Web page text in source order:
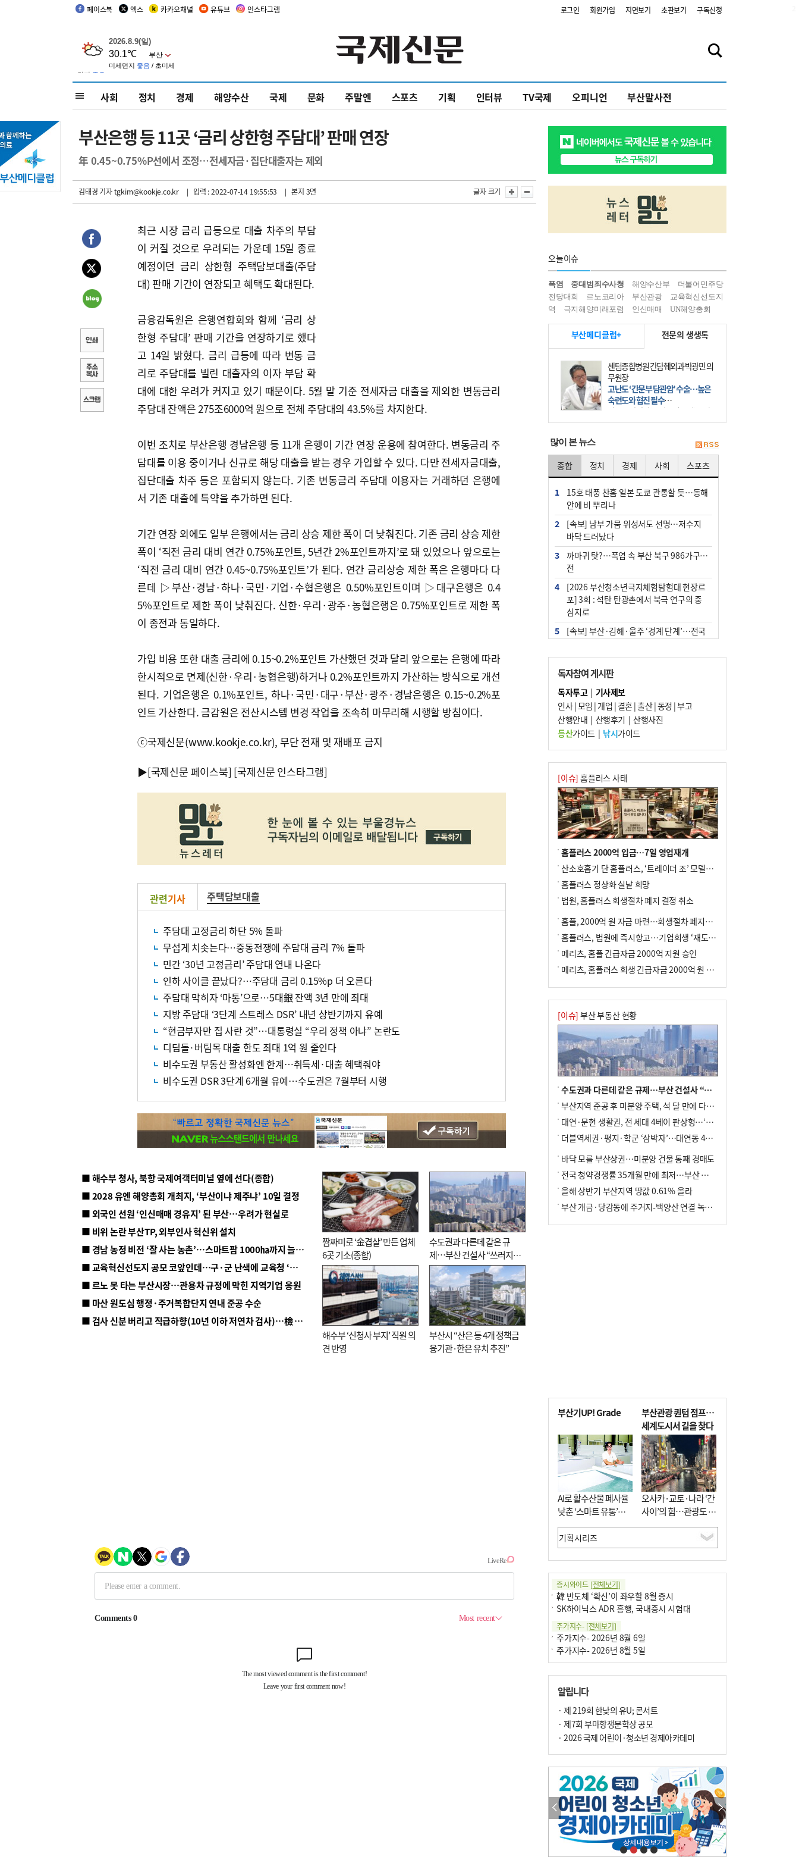
페이스북 엑스 카카오채널 유튜브 인스타그램 로그인 회원가입 지면보기 초판보기 구독신청
사회 정치 경제 해양수산 국제 문화 주말엔 스포츠 기획 인터뷰 TV국제 오피니언 부산말사전
부산은행 등 11곳 ‘금리 상한형 주담대’ 판매 연장
年 0.45~0.75%P선에서 조정…전세자금·집단대출자는 제외
김태경 기자tgkim@kookje.co.kr | 입력 : 2022-07-14 19:55:53 | 본지 3면 글자 크기
최근 시장 금리 급등으로 대출 차주의 부담
이 커질 것으로 우려되는 가운데 15일 종료
예정이던 금리 상한형 주택담보대출(주담
대) 판매 기간이 연장되고 혜택도 확대된다.
금융감독원은 은행연합회와 함께 ‘금리 상
한형 주담대’ 판매 기간을 연장하기로 했다
고 14일 밝혔다. 금리 급등에 따라 변동 금
리로 주담대를 빌린 대출자의 이자 부담 확
대에 대한 우려가 커지고 있기 때문이다. 5월 말 기준 전세자금 대출을 제외한 변동금리
주담대 잔액은 275조6000억 원으로 전체 주담대의 43.5%를 차지한다.
이번 조치로 부산은행 경남은행 등 11개 은행이 기간 연장 운용에 참여한다. 변동금리 주
담대를 이용 중이거나 신규로 해당 대출을 받는 경우 가입할 수 있다. 다만 전세자금대출,
집단대출 차주 등은 포함되지 않는다. 기존 변동금리 주담대 이용자는 거래하던 은행에
서 기존 대출에 특약을 추가하면 된다.
기간 연장 외에도 일부 은행에서는 금리 상승 제한 폭이 더 낮춰진다. 기존 금리 상승 제한
폭이 ‘직전 금리 대비 연간 0.75%포인트, 5년간 2%포인트까지’로 돼 있었으나 앞으로는
‘직전 금리 대비 연간 0.45~0.75%포인트’가 된다. 연간 금리상승 제한 폭은 은행마다 다
른데 ▷부산·경남·하나·국민·기업·수협은행은 0.50%포인트이며 ▷대구은행은 0.4
5%포인트로 제한 폭이 낮춰진다. 신한·우리·광주·농협은행은 0.75%포인트로 제한 폭
이 종전과 동일하다.
가입 비용 또한 대출 금리에 0.15~0.2%포인트 가산했던 것과 달리 앞으로는 은행에 따라
한시적으로 면제(신한·우리·농협은행)하거나 0.2%포인트까지 가산하는 방식으로 개선
된다. 기업은행은 0.1%포인트, 하나·국민·대구·부산·광주·경남은행은 0.15~0.2%포
인트 가산한다. 금감원은 전산시스템 변경 작업을 조속히 마무리해 시행할 방침이다.
ⓒ국제신문(www.kookje.co.kr), 무단 전재 및 재배포 금지
▶[국제신문 페이스북] [국제신문 인스타그램]
관련기사 주택담보대출
주담대 고정금리 하단 5% 돌파
무섭게 치솟는다…중동전쟁에 주담대 금리 7% 돌파
민간 ‘30년 고정금리’ 주담대 연내 나온다
인하 사이클 끝났다?…주담대 금리 0.15%p 더 오른다
주담대 막히자 ‘마통’으로…5대銀 잔액 3년 만에 최대
지방 주담대 ‘3단계 스트레스 DSR’ 내년 상반기까지 유예
“현금부자만 집 사란 것”…대통령실 “우리 정책 아냐” 논란도
디딤돌·버팀목 대출 한도 최대 1억 원 줄인다
비수도권 부동산 활성화엔 한계…취득세·대출 혜택줘야
비수도권 DSR 3단계 6개월 유예…수도권은 7월부터 시행
■ 해수부 청사, 북항 국제여객터미널 옆에 선다(종합)
■ 2028 유엔 해양총회 개최지, ‘부산이냐 제주냐’ 10일 결정
■ 외국인 선원 ‘인신매매 경유지’ 된 부산…우려가 현실로
■ 비위 논란 부산TP, 외부인사 혁신위 설치
■ 경남 농정 비전 ‘잘 사는 농촌’…스마트팜 1000㏊까지 늘린다
■ 교육혁신선도지 공모 코앞인데…구·군 난색에 교육청 ‘쩔쩔’
■ 르노 못 타는 부산시장…관용차 규정에 막힌 지역기업 응원
■ 마산 원도심 행정·주거복합단지 연내 준공 수순
■ 검사 신분 버리고 직급하향(10년 이하 저연차 검사)…檢 중수청행 기피
짬짜미로 ‘金겹살’ 만든 업체
6곳 기소(종합)
수도권과 다른데 같은 규
제…부산 건설사 “쓰러지기
직전”
해수부 ‘신청사 부지’ 직원 의
견 반영
부산시 “산은 등 4개 정책금
융기관·한은 유치 추진”
오늘이슈
폭염 중대범죄수사청 해양수산부
더불어민주당
전당대회
르노코리아 부산관광
교육혁신선도지
역
극지해양미래포럼 인신매매 UN해양총회
부산메디클럽+ 전문의 생생톡
센텀종합병원 간담췌외과 박광민 의
무원장
고난도 ‘간문부 담관암’ 수술…높은
숙련도와 협진 필수
간문부 담관암(클라츠킨 종양)은 좌
우 간에서 나오는, 담관(담즙 배출 경
部)’에 생기는 악성 종양이다. 간동맥
문맥 림프절 담
많이 본 뉴스
종합 정치 경제 사회 스포츠
1
15호 태풍 찬홈 일본 도쿄 관통할 듯…동해
안에 비 뿌리나
2
[속보] 남부 가뭄 위성서도 선명…저수지
바닥 드러났다
3
까마귀 탓?…폭염 속 부산 북구 986가구 정
전
4
[2026 부산청소년극지체험탐험대 현장르
포] 3회 : 석탄 탄광촌에서 북극 연구의 중
심지로
5
[속보] 부산·김해·울주 ‘경계 단계’…전국
중징계
7
부산·울산·경남 폭염 속 소나기·비…무더
위는 지속
8
이임생, 홍명보 선임 독단적 결정 아냐…면
담 메모 제출
10 홈플 사태에 2분기 대형마트 판매 9.4%
↓…백화점은 14.8%↑
독자참여 게시판
독자투고| 기사제보
인사|모임 | 개업 | 결혼|출산|동정 |부고
산행안내 | 산행후기 | 산행사진
등산가이드| 낚시가이드
[이슈] 홈플러스 사태
홈플러스 2000억 입금…7일 영업재개
산소호흡기 단 홈플러스, ‘트레이더 조’ 모델로 살아날까
홈플러스 정상화 실낱 희망
법원, 홈플러스 회생절차 폐지 결정 취소
홈플, 2000억 원 자금 마련…회생절차 폐지에 즉시항고(종합)
홈플러스, 법원에 즉시항고…기업회생 ‘재도전’
메리츠, 홈플 긴급자금 2000억 지원 승인
메리츠, 홈플러스 회생 긴급자금 2000억 원 지원 승인
[이슈] 부산 부동산 현황
수도권과 다른데 같은 규제…부산 건설사 “쓰러지기 직전”
부산지역 준공 후 미분양 주택, 석 달 만에 다시 3000가구 넘어서
대연·문현 생활권, 전 세대 4베이 판상형…‘더샵 트리센트’ 내달 분양
더블역세권·평지·학군 ‘삼박자’…대연동 42층 브랜드 단지
바닥 모를 부산상권…미분양 건물 통째 경매도
전국 청약경쟁률 35개월 만에 최저…부산 미분양 ‘적체’ 심화
올해 상반기 부산지역 땅값 0.61% 올라
부산 개금·당감동에 주거지-백양산 연결 녹지 조성
부산기UP! Grade
AI로 활수산물 폐사율
낮춘 ‘스마트 유통’…
사막·산악지대 수출
도전
부산관광 퀀텀 점프…
세계도시서 길을 찾다
오사카·교토·나라 ‘간
사이’의 힘…관광도 뭉
쳐야 흥한다
증시와이드 [전체보기]
韓 반도체 ‘확신’이 좌우할 8월 증시
SK하이닉스 ADR 흥행, 국내증시 시험대
주가지수- [전체보기]
주가지수- 2026년 8월 6일
주가지수- 2026년 8월 5일
알립니다
· 제 219회 한낮의 유U; 콘서트
· 제7회 부마항쟁문학상 공모
· 2026 국제 어린이·청소년 경제아카데미